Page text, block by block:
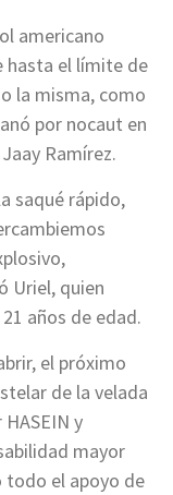
americano
hasta el límite de
la misma, como
por nocaut en
Ramírez.
saqué rápido,
Uriel, quien
años de edad.
el próximo
de la velada
y
mayor
todo el apoyo de